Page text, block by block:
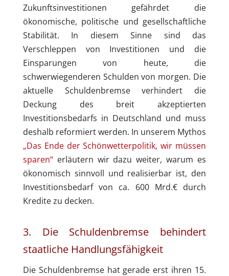
Zukunftsinvestitionen gefährdet die
ökonomische, politische und gesellschaftliche
Stabilität. In diesem Sinne sind das
Verschleppen von Investitionen und die
Einsparungen von heute, die
schwerwiegenderen Schulden von morgen. Die
aktuelle Schuldenbremse verhindert die
Deckung des breit akzeptierten
Investitionsbedarfs in Deutschland und muss
deshalb reformiert werden. In unserem Mythos
„Das Ende der Schönwetterpolitik, wir müssen
sparen“erläutern wir dazu weiter, warum es
ökonomisch sinnvoll und realisierbar ist, den
Investitionsbedarf von ca. 600 Mrd.€ durch
Kredite zu decken.
3. Die Schuldenbremse behindert
staatliche Handlungsfähigkeit
Die Schuldenbremse hat gerade erst ihren 15.